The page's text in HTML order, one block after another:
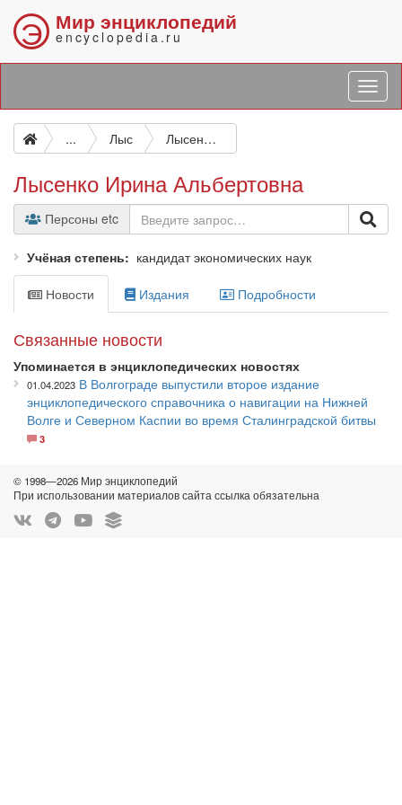
Э Мир энциклопедий
encyclopedia.ru
... Лыс Лысенко Ирина Альбертовна
Лысенко Ирина Альбертовна
Персоны etc
Учёная степень кандидат экономических наук
Новости Издания Подробности
Связанные новости
Упоминается в энциклопедических новостях
01.04.2023 В Волгограде выпустили второе издание
энциклопедического справочника о навигации на Нижней
Волге и Северном Каспии во время Сталинградской битвы
3
© 1998—2026 Мир энциклопедий
При использовании материалов сайта ссылка обязательна